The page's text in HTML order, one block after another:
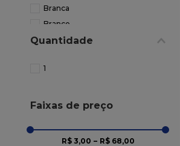
Branca
Branco
Dourado
Estrela Branca
Maluquinho
Natal Novo
Quantidade
1
Faixas de preço
R$ 3,00 – R$ 68,00